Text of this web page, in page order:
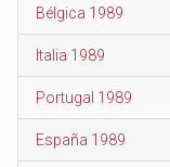
Bélgica 1989
Italia 1989
Portugal 1989
España 1989